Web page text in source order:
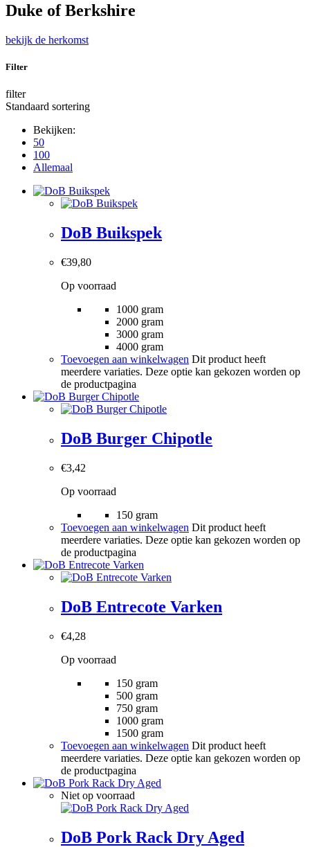
Duke of Berkshire
bekijk de herkomst
Filter
filter
Standaard sortering
Bekijken:
50
100
Allemaal
DoB Buikspek
€39,80
Op voorraad
1000 gram
2000 gram
3000 gram
4000 gram
Toevoegen aan winkelwagen Dit product heeft
meerdere variaties. Deze optie kan gekozen worden op
de productpagina
DoB Burger Chipotle
€3,42
Op voorraad
150 gram
Toevoegen aan winkelwagen Dit product heeft
meerdere variaties. Deze optie kan gekozen worden op
de productpagina
DoB Entrecote Varken
€4,28
Op voorraad
150 gram
500 gram
750 gram
1000 gram
1500 gram
Toevoegen aan winkelwagen Dit product heeft
meerdere variaties. Deze optie kan gekozen worden op
de productpagina
Niet op voorraad
DoB Pork Rack Dry Aged